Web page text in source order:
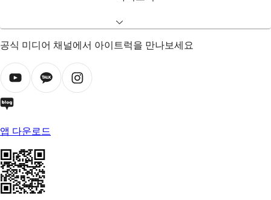
공식 미디어 채널에서 아이트럭을 만나보세요
앱 다운로드